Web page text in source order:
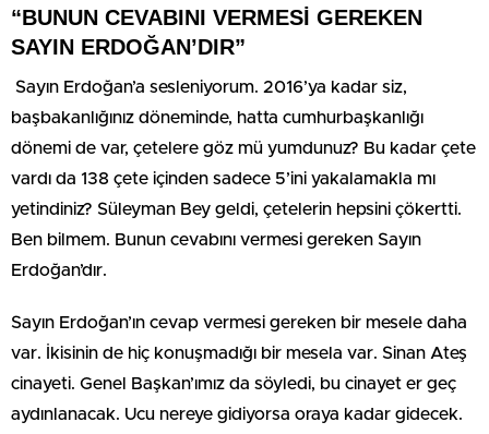
“BUNUN CEVABINI VERMESİ GEREKEN
SAYIN ERDOĞAN’DIR”
Sayın Erdoğan’a sesleniyorum. 2016’ya kadar siz,
başbakanlığınız döneminde, hatta cumhurbaşkanlığı
dönemi de var, çetelere göz mü yumdunuz? Bu kadar çete
vardı da 138 çete içinden sadece 5’ini yakalamakla mı
yetindiniz? Süleyman Bey geldi, çetelerin hepsini çökertti.
Ben bilmem. Bunun cevabını vermesi gereken Sayın
Erdoğan’dır.
Sayın Erdoğan’ın cevap vermesi gereken bir mesele daha
var. İkisinin de hiç konuşmadığı bir mesela var. Sinan Ateş
cinayeti. Genel Başkan’ımız da söyledi, bu cinayet er geç
aydınlanacak. Ucu nereye gidiyorsa oraya kadar gidecek.